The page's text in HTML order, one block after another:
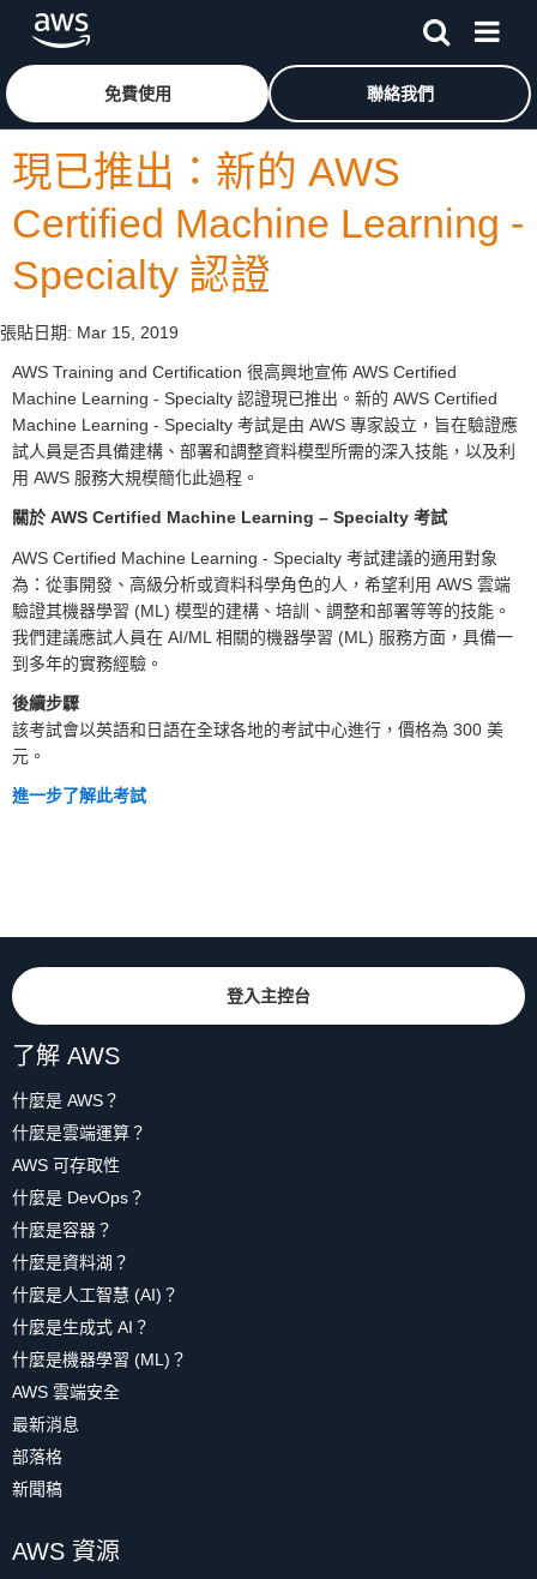
跳至主要內容按一下這裡可返回 Amazon Web Services 首頁
免費使用 聯絡我們
現已推出：新的 AWS
Certified Machine Learning -
Specialty 認證
張貼日期: Mar 15, 2019
AWS Training and Certification 很高興地宣佈 AWS Certified
Machine Learning - Specialty 認證現已推出。新的 AWS Certified
Machine Learning - Specialty 考試是由 AWS 專家設立，旨在驗證應
試人員是否具備建構、部署和調整資料模型所需的深入技能，以及利
用 AWS 服務大規模簡化此過程。
關於 AWS Certified Machine Learning – Specialty 考試
AWS Certified Machine Learning - Specialty 考試建議的適用對象
為：從事開發、高級分析或資料科學角色的人，希望利用 AWS 雲端
驗證其機器學習 (ML) 模型的建構、培訓、調整和部署等等的技能。
我們建議應試人員在 AI/ML 相關的機器學習 (ML) 服務方面，具備一
到多年的實務經驗。
後續步驟
該考試會以英語和日語在全球各地的考試中心進行，價格為 300 美
元。
進一步了解此考試
登入主控台
了解 AWS
什麼是 AWS？
什麼是雲端運算？
AWS 可存取性
什麼是 DevOps？
什麼是容器？
什麼是資料湖？
什麼是人工智慧 (AI)？
什麼是生成式 AI？
什麼是機器學習 (ML)？
AWS 雲端安全
最新消息
部落格
新聞稿
AWS 資源